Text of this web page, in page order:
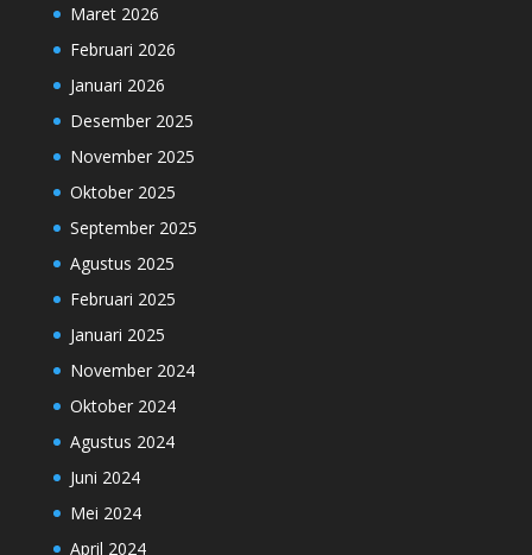
Maret 2026
Februari 2026
Januari 2026
Desember 2025
November 2025
Oktober 2025
September 2025
Agustus 2025
Februari 2025
Januari 2025
November 2024
Oktober 2024
Agustus 2024
Juni 2024
Mei 2024
April 2024